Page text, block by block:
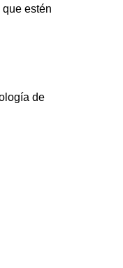
que estén
de